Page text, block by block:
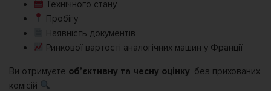
Технічного стану
Пробігу
Наявність документів
Ринкової вартості аналогічних машин у Франції
Ви отримуєте об’єктивну та чесну оцінку , без прихованих
комісій